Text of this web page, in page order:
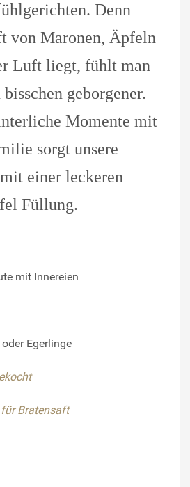
Denn
von Maronen, Äpfeln
Luft liegt, fühlt man
geborgener.
Momente mit
sorgt unsere
einer leckeren
Füllung.
mit Innereien
Egerlinge
Bratensaft